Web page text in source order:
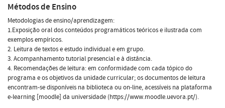
Métodos de Ensino
Metodologias de ensino/aprendizagem:
1.Exposição oral dos conteúdos programáticos teóricos e ilustrada com
exemplos empíricos.
2. Leitura de textos e estudo individual e em grupo.
3. Acompanhamento tutorial presencial e à distância.
4. Recomendações de leitura: em conformidade com cada tópico do
programa e os objetivos da unidade curricular; os documentos de leitura
encontram-se disponíveis na biblioteca ou on-line, acessíveis na plataforma
e-learning [moodle] da universidade (https://www.moodle.uevora.pt/).